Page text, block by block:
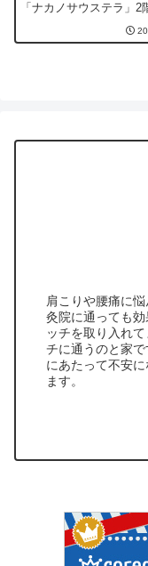
「ナカノサウステラ」2
で、キャンペーンや店
肩こりや腰痛に
灸院に通っても
ッチを取り入れ
チに通うのと家
にあたって不安
ます。